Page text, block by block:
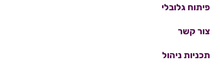
פיתוח גלובלי
צור קשר
תכניות ניהול